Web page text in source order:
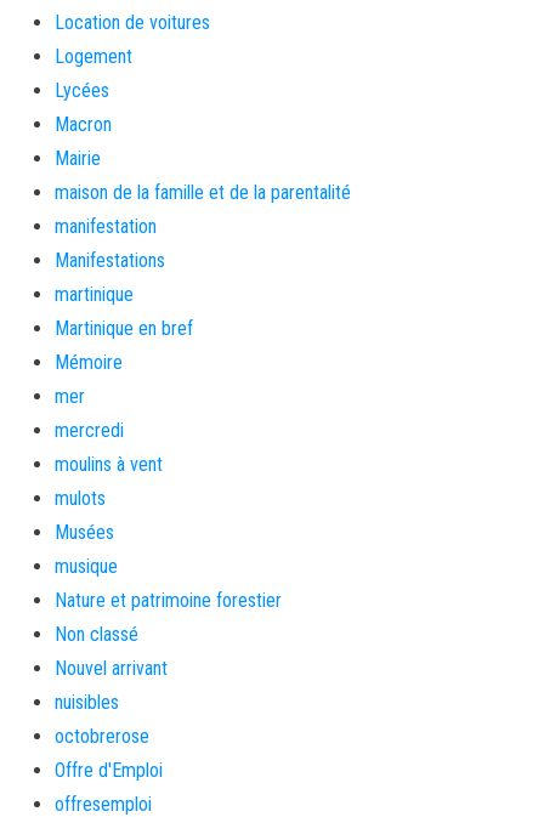
Location de voitures
Logement
Lycées
Macron
Mairie
maison de la famille et de la parentalité
manifestation
Manifestations
martinique
Martinique en bref
Mémoire
mer
mercredi
moulins à vent
mulots
Musées
musique
Nature et patrimoine forestier
Non classé
Nouvel arrivant
nuisibles
octobrerose
Offre d'Emploi
offresemploi